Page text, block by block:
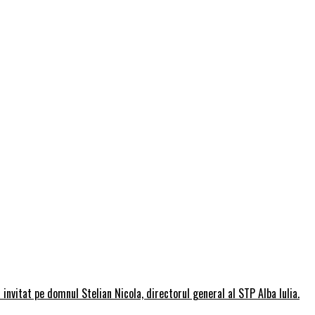
invitat pe domnul Stelian Nicola, directorul general al STP Alba Iulia.